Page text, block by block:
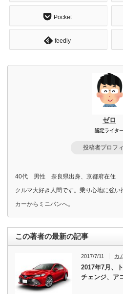
Pocket
feedly
ゼロ
認定ライタ
投稿者プロフ
40代 男性 奈良県出身、京都府在住
クルマ大好き人間です。乗り心地に強
カーからミニバンへ。
この著者の最新の記事
2017/7/11 カ
2017年7月、
チェンジ、ア